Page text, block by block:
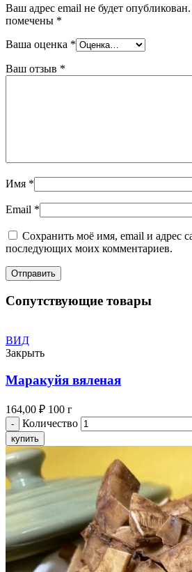
Ваш адрес email не будет опубликован.
помечены *
Ваша оценка *
Ваш отзыв *
Имя *
Email *
Сохранить моё имя, email и адрес
последующих моих комментариев.
Сопутствующие товары
ВИД
Закрыть
Маракуйя вяленая
164,00 ₽ 100 г
Количество
купить